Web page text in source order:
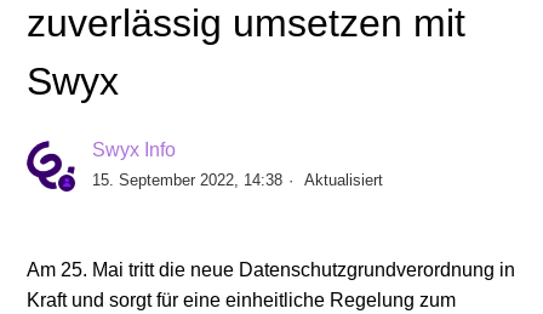
zuverlässig umsetzen mit
Swyx
Swyx Info
15. September 2022, 14:38 Aktualisiert
Am 25. Mai tritt die neue Datenschutzgrundverordnung in
Kraft und sorgt für eine einheitliche Regelung zum